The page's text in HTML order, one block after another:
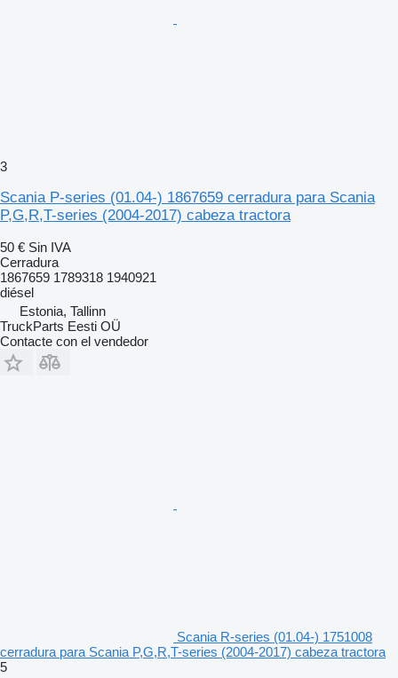
3
Scania P-series (01.04-) 1867659 cerradura para Scania
P,G,R,T-series (2004-2017) cabeza tractora
50 € Sin IVA
Cerradura
1867659 1789318 1940921
diésel
Estonia, Tallinn
TruckParts Eesti OÜ
Contacte con el vendedor
Scania R-series (01.04-) 1751008
cerradura para Scania P,G,R,T-series (2004-2017) cabeza tractora
5